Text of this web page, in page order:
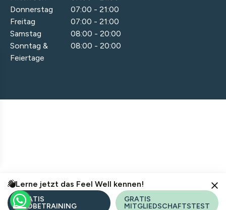
Donnerstag
07:00 - 21:00
Freitag
07:00 - 21:00
Samstag
08:00 - 20:00
Sonntag &
Feiertage
08:00 - 20:00
Lerne jetzt das Feel Well kennen!
GRATIS
PROBETRAINING
GRATIS
MITGLIEDSCHAFTSTEST